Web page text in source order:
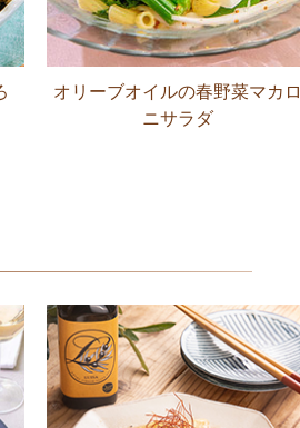
オリーブオイルの春野菜マカロ
ニサラダ